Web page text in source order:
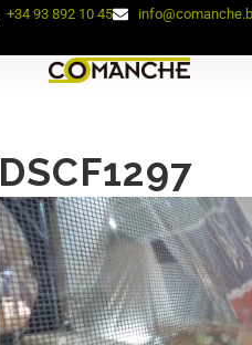
+34 93 892 10 45
DSCF1297